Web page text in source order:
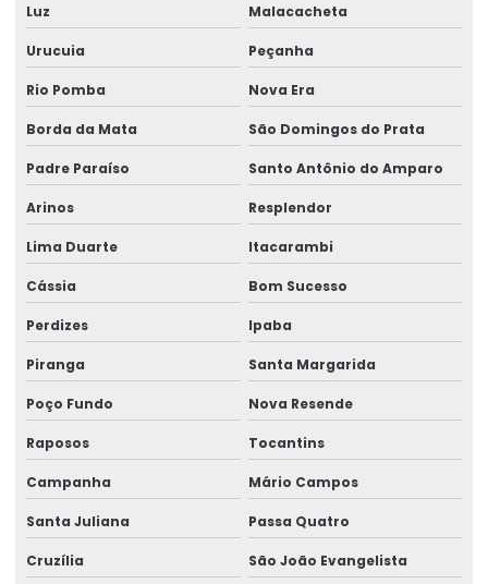
Talha Fixa Aço Carbono
Talha Fixa Aço Carbono Aplicações Industriais
Talha Fixa Aço Carbono Preço
Talha Fixa Cinta Industrial
Talha Fixa De Cabo De Aço
Talha Fixa Para Indústria Pesada
Talha Fixa Para Projetos De Engenharia Pesada
Talha Motorizada Para Pontes Rolantes Duplaviga
Talha Nova Com Inversor De Frequência
Talha Para Ambientes Com Restrição De Altura
Talha Univiga Com Monitoramento
Talhas elétricas de cabo de aço
Luz Malacacheta
Urucuia Peçanha
Rio Pomba Nova Era
Borda da Mata São Domingos do Prata
Padre Paraíso Santo Antônio do Amparo
Arinos Resplendor
Lima Duarte Itacarambi
Cássia Bom Sucesso
Perdizes Ipaba
Piranga Santa Margarida
Poço Fundo Nova Resende
Raposos Tocantins
Campanha Mário Campos
Santa Juliana Passa Quatro
Cruzília São João Evangelista